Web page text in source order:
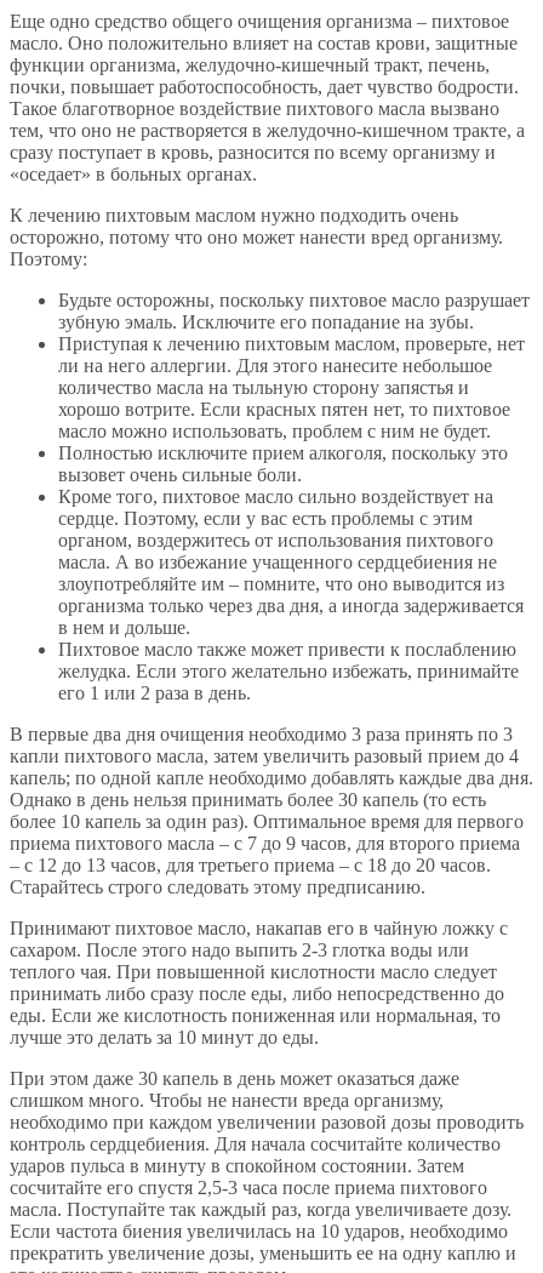
Еще одно средство общего очищения организма – пихтовое
масло. Оно положительно влияет на состав крови, защитные
функции организма, желудочно-кишечный тракт, печень,
почки, повышает работоспособность, дает чувство бодрости.
Такое благотворное воздействие пихтового масла вызвано
тем, что оно не растворяется в желудочно-кишечном тракте, а
сразу поступает в кровь, разносится по всему организму и
«оседает» в больных органах.
К лечению пихтовым маслом нужно подходить очень
осторожно, потому что оно может нанести вред организму.
Поэтому:
Будьте осторожны, поскольку пихтовое масло разрушает
зубную эмаль. Исключите его попадание на зубы.
Приступая к лечению пихтовым маслом, проверьте, нет
ли на него аллергии. Для этого нанесите небольшое
количество масла на тыльную сторону запястья и
хорошо вотрите. Если красных пятен нет, то пихтовое
масло можно использовать, проблем с ним не будет.
Полностью исключите прием алкоголя, поскольку это
вызовет очень сильные боли.
Кроме того, пихтовое масло сильно воздействует на
сердце. Поэтому, если у вас есть проблемы с этим
органом, воздержитесь от использования пихтового
масла. А во избежание учащенного сердцебиения не
злоупотребляйте им – помните, что оно выводится из
организма только через два дня, а иногда задерживается
в нем и дольше.
Пихтовое масло также может привести к послаблению
желудка. Если этого желательно избежать, принимайте
его 1 или 2 раза в день.
В первые два дня очищения необходимо 3 раза принять по 3
капли пихтового масла, затем увеличить разовый прием до 4
капель; по одной капле необходимо добавлять каждые два дня.
Однако в день нельзя принимать более 30 капель (то есть
более 10 капель за один раз). Оптимальное время для первого
приема пихтового масла – с 7 до 9 часов, для второго приема
– с 12 до 13 часов, для третьего приема – с 18 до 20 часов.
Старайтесь строго следовать этому предписанию.
Принимают пихтовое масло, накапав его в чайную ложку с
сахаром. После этого надо выпить 2-3 глотка воды или
теплого чая. При повышенной кислотности масло следует
принимать либо сразу после еды, либо непосредственно до
еды. Если же кислотность пониженная или нормальная, то
лучше это делать за 10 минут до еды.
При этом даже 30 капель в день может оказаться даже
слишком много. Чтобы не нанести вреда организму,
необходимо при каждом увеличении разовой дозы проводить
контроль сердцебиения. Для начала сосчитайте количество
ударов пульса в минуту в спокойном состоянии. Затем
сосчитайте его спустя 2,5-3 часа после приема пихтового
масла. Поступайте так каждый раз, когда увеличиваете дозу.
Если частота биения увеличилась на 10 ударов, необходимо
прекратить увеличение дозы, уменьшить ее на одну каплю и